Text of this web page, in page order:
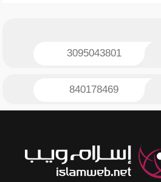
3095043801
840178469